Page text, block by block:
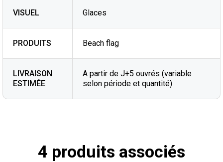
VISUEL Glaces
PRODUITS Beach flag
LIVRAISON
ESTIMÉE
A partir de J+5 ouvrés (variable
selon période et quantité)
4 produits associés